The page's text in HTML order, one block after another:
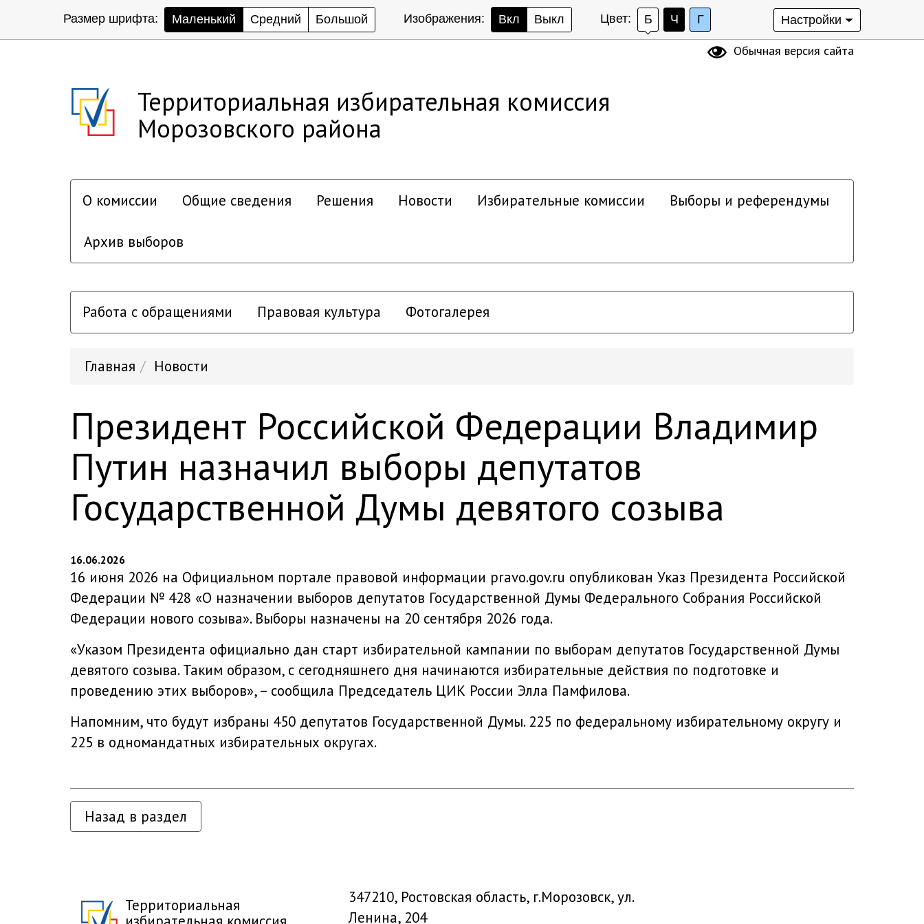
Размер шрифта: Маленький Средний Большой Изображения: Вкл Выкл Цвет: Б Ч Г Настройки
Обычная версия сайта
Территориальная избирательная комиссия
Морозовского района
О комиссии Общие сведения Решения Новости Избирательные комиссии Выборы и референдумы
Архив выборов
Работа с обращениями Правовая культура Фотогалерея
Главная Новости
Президент Российской Федерации Владимир
Путин назначил выборы депутатов
Государственной Думы девятого созыва
16.06.2026
16 июня 2026 на Официальном портале правовой информации pravo.gov.ru опубликован Указ Президента Российской
Федерации № 428 «О назначении выборов депутатов Государственной Думы Федерального Собрания Российской
Федерации нового созыва». Выборы назначены на 20 сентября 2026 года.
«Указом Президента официально дан старт избирательной кампании по выборам депутатов Государственной Думы
девятого созыва. Таким образом, с сегодняшнего дня начинаются избирательные действия по подготовке и
проведению этих выборов», – сообщила Председатель ЦИК России Элла Памфилова.
Напомним, что будут избраны 450 депутатов Государственной Думы. 225 по федеральному избирательному округу и
225 в одномандатных избирательных округах.
Назад в раздел
Территориальная
347210, Ростовская область, г.Морозовск, ул.
Ленина, 204